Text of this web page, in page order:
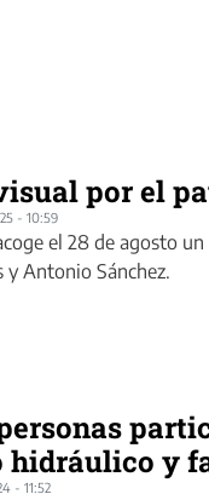
por el
- 10:59
el 28 de agosto
y Antonio Sánchez.
y
- 11:52